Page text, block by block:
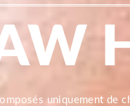
uniquement de